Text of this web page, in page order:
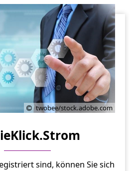
twobee/stock.adobe.com
sind, können Sie sich